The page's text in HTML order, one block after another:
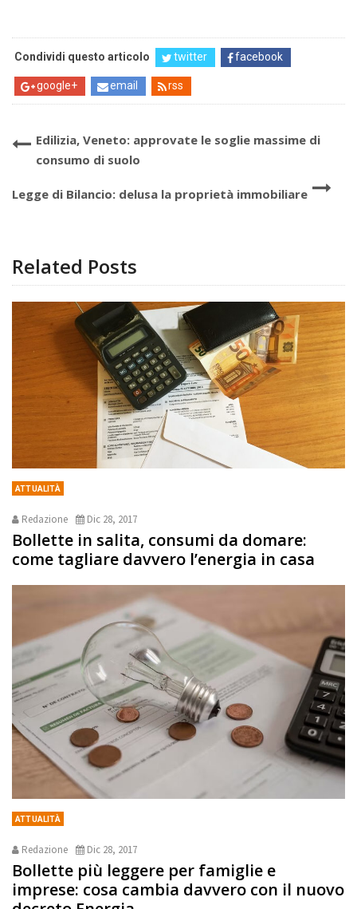
Condividi questo articolo twitter facebook
google+ email rss
Edilizia, Veneto: approvate le soglie massime di
consumo di suolo
Legge di Bilancio: delusa la proprietà immobiliare
Related Posts
ATTUALITÀ
Redazione Dic 28, 2017
Bollette in salita, consumi da domare:
come tagliare davvero l’energia in casa
ATTUALITÀ
Redazione Dic 28, 2017
Bollette più leggere per famiglie e
imprese: cosa cambia davvero con il nuovo